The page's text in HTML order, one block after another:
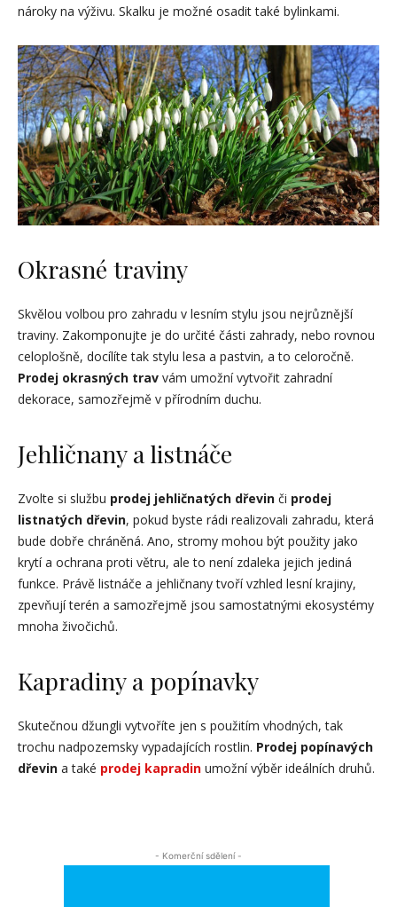
nároky na výživu. Skalku je možné osadit také bylinkami.
Okrasné traviny
Skvělou volbou pro zahradu v lesním stylu jsou nejrůznější
traviny. Zakomponujte je do určité části zahrady, nebo rovnou
celoplošně, docílíte tak stylu lesa a pastvin, a to celoročně.
Prodej okrasných trav vám umožní vytvořit zahradní
dekorace, samozřejmě v přírodním duchu.
Jehličnany a listnáče
Zvolte si službu prodej jehličnatých dřevin či prodej
listnatých dřevin, pokud byste rádi realizovali zahradu, která
bude dobře chráněná. Ano, stromy mohou být použity jako
krytí a ochrana proti větru, ale to není zdaleka jejich jediná
funkce. Právě listnáče a jehličnany tvoří vzhled lesní krajiny,
zpevňují terén a samozřejmě jsou samostatnými ekosystémy
mnoha živočichů.
Kapradiny a popínavky
Skutečnou džungli vytvoříte jen s použitím vhodných, tak
trochu nadpozemsky vypadajících rostlin. Prodej popínavých
dřevin a také prodej kapradin umožní výběr ideálních druhů.
- Komerční sdělení -